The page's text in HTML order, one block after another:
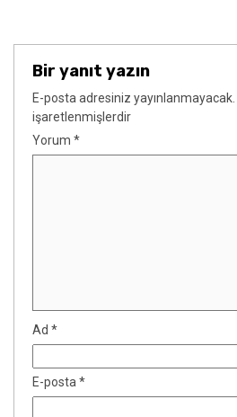
Bir yanıt yazın
E-posta adresiniz yayınlanmayacak.
işaretlenmişlerdir
Yorum *
Ad *
E-posta *